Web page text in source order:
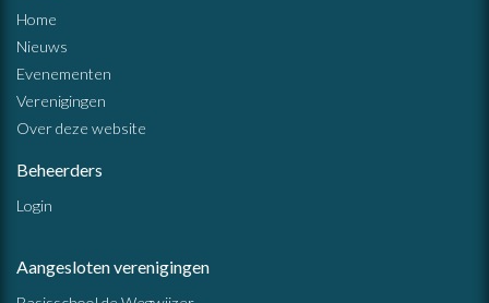
Home
Nieuws
Evenementen
Verenigingen
Over deze website
Beheerders
Login
Aangesloten verenigingen